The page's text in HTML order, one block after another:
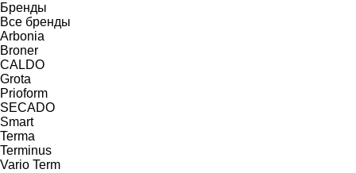
Бренды
Все бренды
Arbonia
Broner
CALDO
Grota
Prioform
SECADO
Smart
Terma
Terminus
Vario Term